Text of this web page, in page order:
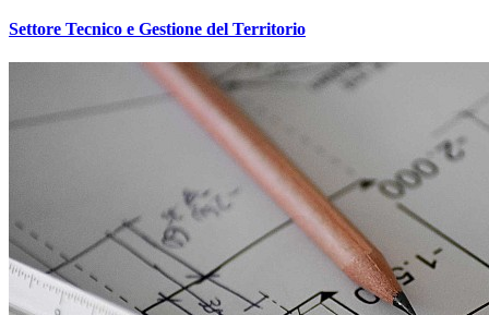
Settore Tecnico e Gestione del Territorio